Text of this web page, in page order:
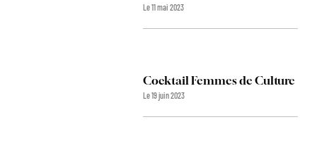
Le 11 mai 2023
Cocktail Femmes de Culture
Le 19 juin 2023